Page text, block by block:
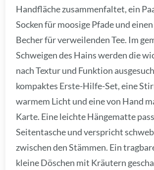
Handfläche zusammenfaltet, ein
Socken für moosige Pfade und
Becher für verweilenden Tee. Im
Schweigen des Hains werden die
nach Textur und Funktion
kompaktes Erste-Hilfe-Set, eine
warmem Licht und eine von Hand
Karte. Eine leichte Hängematte
Seitentasche und verspricht
zwischen den Stämmen. Ein
kleine Döschen mit Kräutern